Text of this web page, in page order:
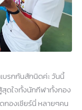
บรกกันสักนิดค่ะ วันนี้
ดใจทั้งนักกีฬาทั้งกอง
ดกองเชียร์นี่ หลายๆคน